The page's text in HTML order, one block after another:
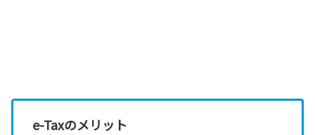
e-Taxのメリット